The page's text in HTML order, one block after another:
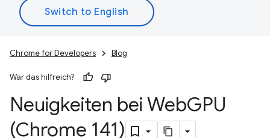
Chrome for Developers Blog
War das hilfreich?
Neuigkeiten bei WebGPU
(Chrome 141)